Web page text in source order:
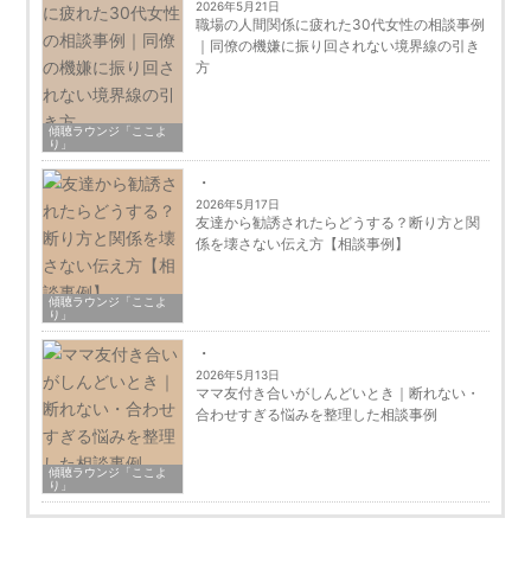
傾聴ラウンジ「ここよ
り」
2026年5月21日
職場の人間関係に疲れた30代女性の相談事例
｜同僚の機嫌に振り回されない境界線の引き
方
傾聴ラウンジ「ここよ
り」
2026年5月17日
友達から勧誘されたらどうする？断り方と関
係を壊さない伝え方【相談事例】
傾聴ラウンジ「ここよ
り」
2026年5月13日
ママ友付き合いがしんどいとき｜断れない・
合わせすぎる悩みを整理した相談事例